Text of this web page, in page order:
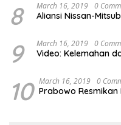
8 March 16, 2019 0
Aliansi Nissan-
9 March 16, 2019 0
Video: Kelemahan
10 March 16, 2019 0
Prabowo Resmikan